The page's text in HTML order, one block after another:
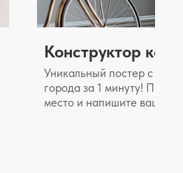
Конструктор карт
Уникальный постер с
города за 1 минуту!
место и напишите ваш